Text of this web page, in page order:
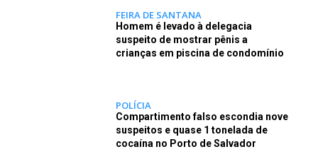
FEIRA DE SANTANA
Homem é levado à delegacia
suspeito de mostrar pênis a
crianças em piscina de condomínio
POLÍCIA
Compartimento falso escondia nove
suspeitos e quase 1 tonelada de
cocaína no Porto de Salvador